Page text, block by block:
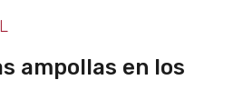
ampollas en los